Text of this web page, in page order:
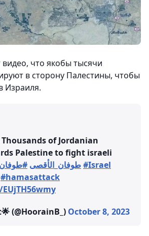
что якобы тысячи
в сторону Палестины, чтобы
Израиля.
of Jordanian
Palestine to fight israeli
#طوفان_الأقصى#Israel
#hamasattack
(@HoorainB_) October 8, 2023